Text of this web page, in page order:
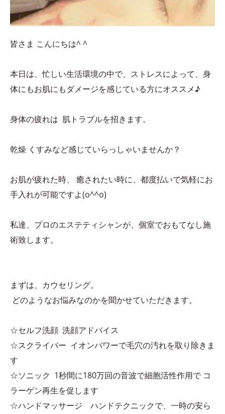
皆さま こんにちは^ ^
本日は、忙しい生活環境の中で、ストレスによって、身
体にもお肌にもダメージを感じている方にオススメ♪
身体の疲れは 肌トラブルを招きます。
乾燥 くすみなど感じていらっしゃいませんか？
お肌が疲れた時、 癒されたい時に、都度払いで気軽にお
手入れが可能ですよ(o^^o)
私達、プロのエステティシャンが、個室でおもてなし施
術致します。
まずは、カウセリング。
どのようなお悩みなのかを聞かせていただきます。
☆セルフ洗顔 洗顔アドバイス
☆スクライバー イオンパワーで毛穴の汚れを取り除きま
す
☆ソニック 1秒間に180万回の音波で細胞活性作用で コ
ラーゲン再生を促します
☆ハンドマッサージ ハンドテクニックで、一時の安ら